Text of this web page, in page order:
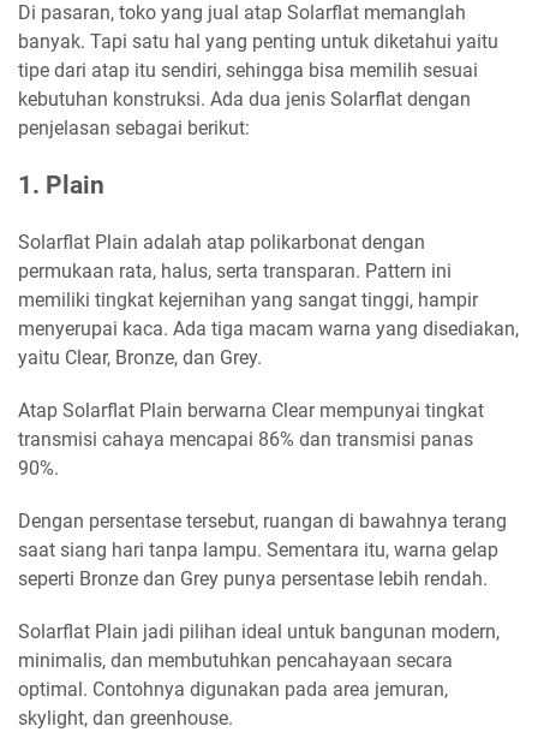
Di pasaran, toko yang jual atap Solarflat memanglah
banyak. Tapi satu hal yang penting untuk diketahui yaitu
tipe dari atap itu sendiri, sehingga bisa memilih sesuai
kebutuhan konstruksi. Ada dua jenis Solarflat dengan
penjelasan sebagai berikut:
1. Plain
Solarflat Plain adalah atap polikarbonat dengan
permukaan rata, halus, serta transparan. Pattern ini
memiliki tingkat kejernihan yang sangat tinggi, hampir
menyerupai kaca. Ada tiga macam warna yang disediakan,
yaitu Clear, Bronze, dan Grey.
Atap Solarflat Plain berwarna Clear mempunyai tingkat
transmisi cahaya mencapai 86% dan transmisi panas
90%.
Dengan persentase tersebut, ruangan di bawahnya terang
saat siang hari tanpa lampu. Sementara itu, warna gelap
seperti Bronze dan Grey punya persentase lebih rendah.
Solarflat Plain jadi pilihan ideal untuk bangunan modern,
minimalis, dan membutuhkan pencahayaan secara
optimal. Contohnya digunakan pada area jemuran,
skylight, dan greenhouse.